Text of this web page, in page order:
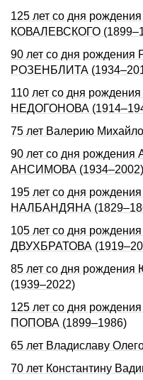
125 лет со дня
КОВАЛЕВСКОГО
90 лет со дня рождения
РОЗЕНБЛИТА
110 лет со дня
НЕДОГОНОВА
75 лет Валерию
90 лет со дня рождения
АНСИМОВА (1934–2002)
195 лет со дня
НАЛБАНДЯHА
105 лет со дня
ДВУХБРАТОВА
85 лет со дня
(1939–2022)
125 лет со дня
ПОПОВА (1899–1986)
65 лет Владиславу
70 лет Константину